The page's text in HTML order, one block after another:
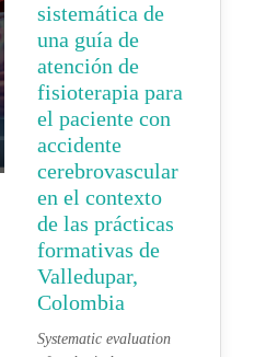
sistemática de
una guía de
atención de
fisioterapia para
el paciente con
accidente
cerebrovascular
en el contexto
de las prácticas
formativas de
Valledupar,
Colombia
Systematic evaluation